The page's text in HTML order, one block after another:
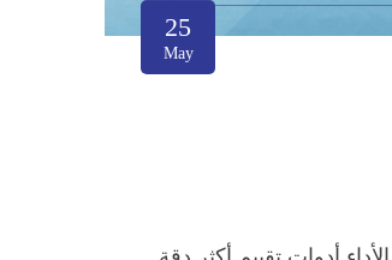
25
May